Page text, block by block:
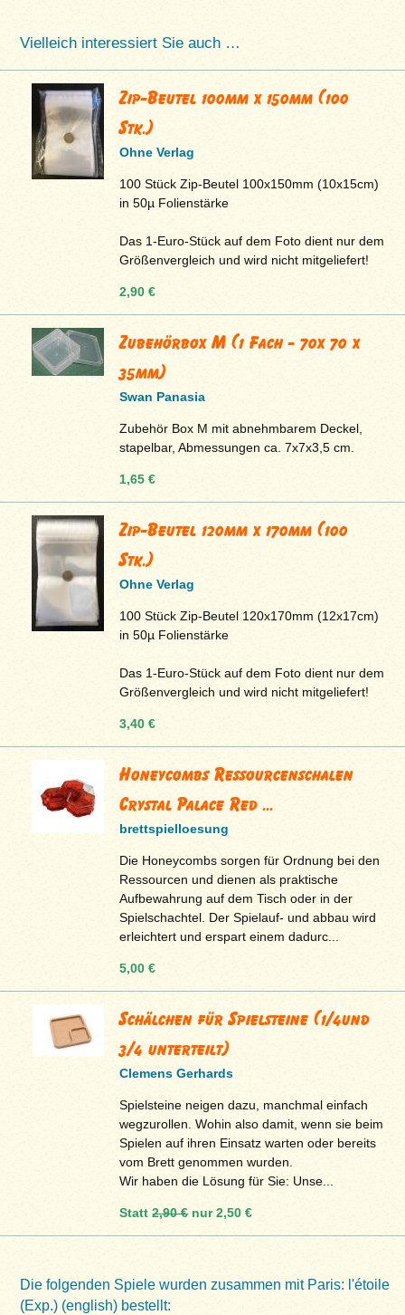
Vielleich interessiert Sie auch …
Zip-Beutel 100mm x 150mm (100
Stk.)
Ohne Verlag
100 Stück Zip-Beutel 100x150mm (10x15cm)
in 50µ Folienstärke
Das 1-Euro-Stück auf dem Foto dient nur dem
Größenvergleich und wird nicht mitgeliefert!
2,90 €
Zubehörbox M (1 Fach - 70x 70 x
35mm)
Swan Panasia
Zubehör Box M mit abnehmbarem Deckel,
stapelbar, Abmessungen ca. 7x7x3,5 cm.
1,65 €
Zip-Beutel 120mm x 170mm (100
Stk.)
Ohne Verlag
100 Stück Zip-Beutel 120x170mm (12x17cm)
in 50µ Folienstärke
Das 1-Euro-Stück auf dem Foto dient nur dem
Größenvergleich und wird nicht mitgeliefert!
3,40 €
Honeycombs Ressourcenschalen
Crystal Palace Red ...
brettspielloesung
Die Honeycombs sorgen für Ordnung bei den
Ressourcen und dienen als praktische
Aufbewahrung auf dem Tisch oder in der
Spielschachtel. Der Spielauf- und abbau wird
erleichtert und erspart einem dadurc...
5,00 €
Schälchen für Spielsteine (1/4und
3/4 unterteilt)
Clemens Gerhards
Spielsteine neigen dazu, manchmal einfach
wegzurollen. Wohin also damit, wenn sie beim
Spielen auf ihren Einsatz warten oder bereits
vom Brett genommen wurden.
Wir haben die Lösung für Sie: Unse...
Statt2,90 €nur2,50 €
Die folgenden Spiele wurden zusammen mit Paris: l'étoile
(Exp.) (english) bestellt: